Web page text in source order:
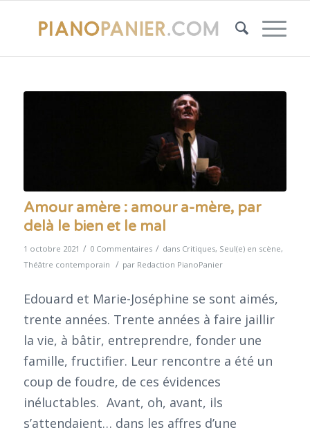
Amour amère : amour a-mère, par
delà le bien et le mal
1 octobre 2021 / 0 Commentaires / dans Critiques, Seul(e) en scène,
Théâtre contemporain / par Redaction PianoPanier
Edouard et Marie-Joséphine se sont aimés,
trente années. Trente années à faire jaillir
la vie, à bâtir, entreprendre, fonder une
famille, fructifier. Leur rencontre a été un
coup de foudre, de ces évidences
inéluctables. Avant, oh, avant, ils
s’attendaient… dans les affres d’une